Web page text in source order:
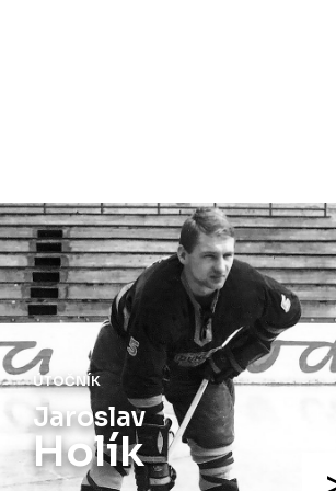
ÚTOČNÍK
Jiří
Holík